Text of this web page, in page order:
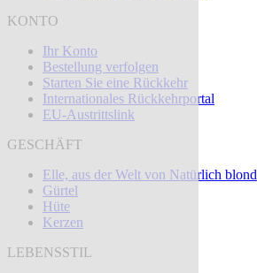
KONTO
Ihr Konto
Bestellung verfolgen
Starten Sie eine Rückkehr
Internationales Rückkehrportal
EU-Austrittslink
GESCHÄFT
Elle, aus der Welt von Natürlich blond
Gürtel
Hüte
Kerzen
LEBENSSTIL